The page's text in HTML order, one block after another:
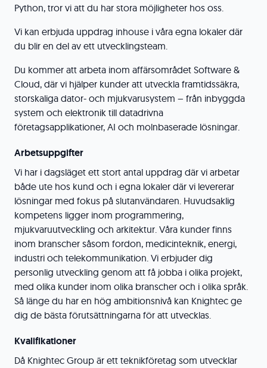
Python, tror vi att du har stora möjligheter hos oss.
Vi kan erbjuda uppdrag inhouse i våra egna lokaler där
du blir en del av ett utvecklingsteam.
Du kommer att arbeta inom affärsområdet Software &
Cloud, där vi hjälper kunder att utveckla framtidssäkra,
storskaliga dator- och mjukvarusystem – från inbyggda
system och elektronik till datadrivna
företagsapplikationer, AI och molnbaserade lösningar.
Arbetsuppgifter
Vi har i dagsläget ett stort antal uppdrag där vi arbetar
både ute hos kund och i egna lokaler där vi levererar
lösningar med fokus på slutanvändaren. Huvudsaklig
kompetens ligger inom programmering,
mjukvaruutveckling och arkitektur. Våra kunder finns
inom branscher såsom fordon, medicinteknik, energi,
industri och telekommunikation. Vi erbjuder dig
personlig utveckling genom att få jobba i olika projekt,
med olika kunder inom olika branscher och i olika språk.
Så länge du har en hög ambitionsnivå kan Knightec ge
dig de bästa förutsättningarna för att utvecklas.
Kvalifikationer
Då Knightec Group är ett teknikföretag som utvecklar